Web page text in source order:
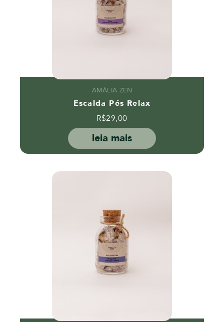
AMÁLIA ZEN
Escalda Pés Relax
R$29,00
leia mais